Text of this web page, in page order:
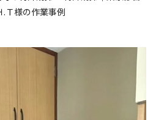
Ｔ様の作業事例